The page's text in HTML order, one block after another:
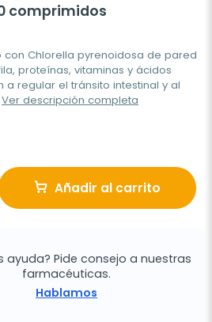
comprimidos
Chlorella pyrenoidosa de pared
proteínas, vitaminas y ácidos
a regular el tránsito intestinal y al
Ver descripción completa
Añadir al carrito
ayuda? Pide consejo a nuestras
farmacéuticas.
Hablamos